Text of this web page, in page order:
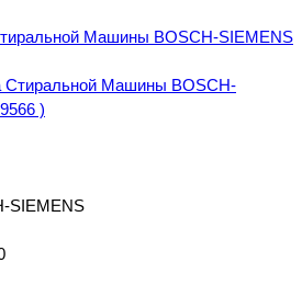
Машины BOSCH-SIEMENS
SIEMENS